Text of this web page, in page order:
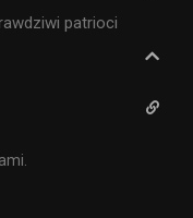
patrioci